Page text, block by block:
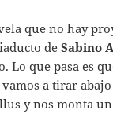
que no hay
deSabino
Lo que pasa es
a tirar
y nos monta